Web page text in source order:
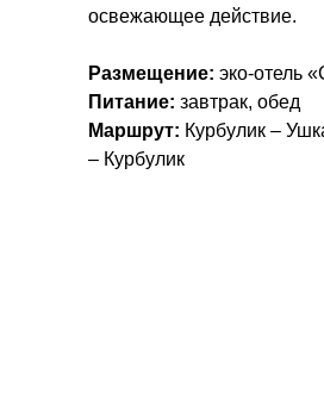
освежающее действие.
Размещение: эко-отель
Питание: завтрак, обед
Маршрут: Курбулик –
– Курбулик